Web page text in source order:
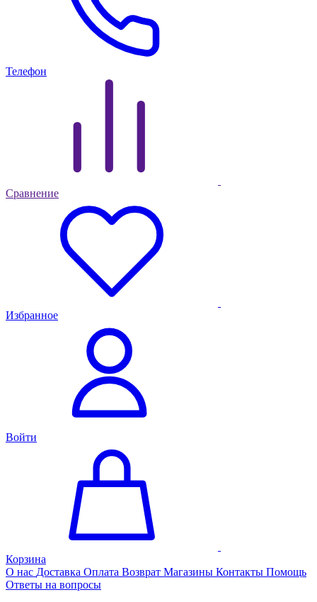
Телефон
Сравнение
Избранное
Войти
Корзина
О нас Доставка Оплата Возврат Магазины Контакты Помощь
Ответы на вопросы